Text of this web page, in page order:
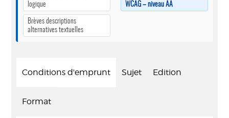
logique
Brèves descriptions
alternatives textuelles
WCAG – niveau AA
Conditions d'emprunt Sujet Edition
Format